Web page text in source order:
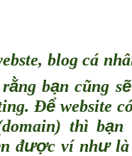
blog cá
ằng bạn cũng sẽ
Đểwebsite
thì bạn
n được ví nhưlà